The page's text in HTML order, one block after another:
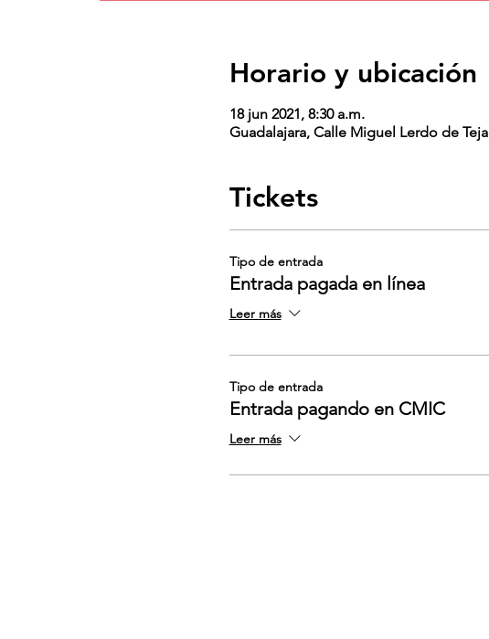
Horario y ubicación
18 jun 2021, 8:30 a.m.
Guadalajara, Calle Miguel Lerdo de
Tickets
Tipo de entrada
Entrada pagada en línea
Leer más
Tipo de entrada
Entrada pagando en CMIC
Leer más